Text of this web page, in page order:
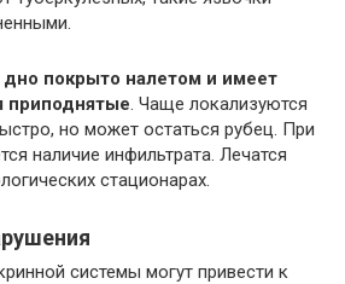
дно покрыто налетом и имеет
приподнятые . Чаще локализуются
но может остаться рубец. При
наличие инфильтрата. Лечатся
стационарах.
системы могут привести к